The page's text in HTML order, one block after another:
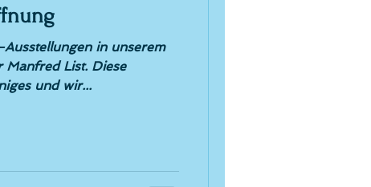
in unserem
Manfred List. Diese
und wir...